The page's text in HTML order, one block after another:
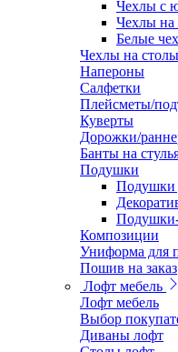
Чехлы с
Чехлы на
Белые
Чехлы на столы
Напероны
Салфетки
Плейсметы/
Куверты
Дорожки/
Банты на
Подушки
Подушки
Композиции
Униформа для
Пошив на заказ
Лофт мебель
Лофт мебель
Выбор
Диваны лофт